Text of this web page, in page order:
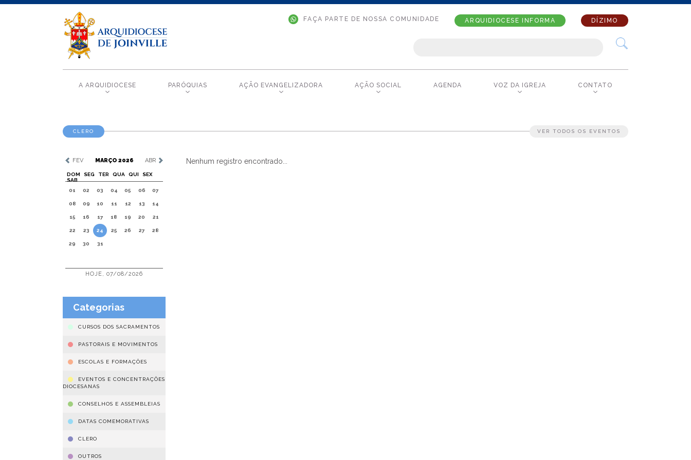
DÍZIMO
ARQUIDIOCESE INFORMA
FAÇA PARTE DE NOSSA COMUNIDADE
A ARQUIDIOCESE PARÓQUIAS AÇÃO EVANGELIZADORA AÇÃO SOCIAL AGENDA VOZ DA IGREJA CONTATO
CLERO VER TODOS OS EVENTOS
FEV MARÇO 2026 ABR
DOM SEG TER QUA QUI
SEX
SAB
01
02 03 04 05 06 07
08 09 10 11 12 13 14
15 16 17 18 19 20 21
22 23 24 25 26 27 28
29 30 31
HOJE, 07/08/2026
Categorias
CURSOS DOS SACRAMENTOS
PASTORAIS E MOVIMENTOS
ESCOLAS E FORMAÇÕES
EVENTOS E CONCENTRAÇÕES
DIOCESANAS
CONSELHOS E ASSEMBLEIAS
DATAS COMEMORATIVAS
CLERO
OUTROS
Nenhum registro encontrado...